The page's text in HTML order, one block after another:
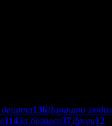
децата136Домашни
114За бизнеса37Други12